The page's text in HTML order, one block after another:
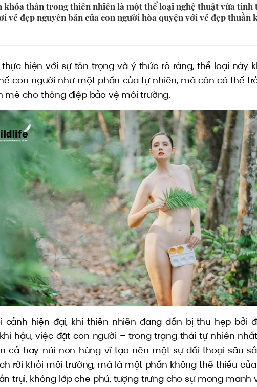
khỏa thân trong thiên nhiên là một thể loại nghệ thuật vừa tinh
vẻ đẹp nguyên bản của con người hòa quyện với vẻ đẹp thuần
thực hiện với sự tôn trọng và ý thức rõ ràng, thể loại này
con người như một phần của tự nhiên, mà còn có thể
mẽ cho thông điệp bảo vệ môi trường.
cảnh hiện đại, khi thiên nhiên đang dần bị thu hẹp bởi
hậu, việc đặt con người – trong trạng thái tự nhiên
cả hay núi non hùng vĩ tạo nên một sự đối thoại sâu
rời khỏi môi trường, mà là một phần không thể thiếu
trụi, không lớp che phủ, tượng trưng cho sự mong manh